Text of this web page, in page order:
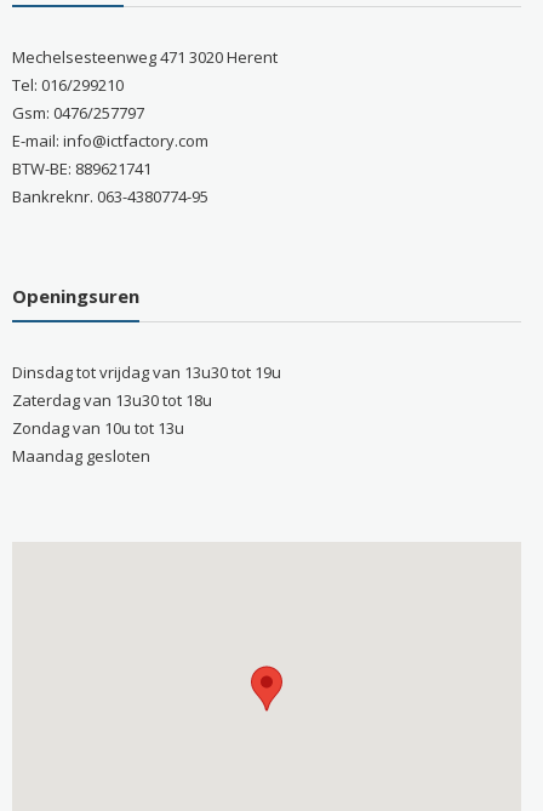
Mechelsesteenweg 471 3020 Herent
Tel: 016/299210
Gsm: 0476/257797
E-mail: info@ictfactory.com
BTW-BE: 889621741
Bankreknr. 063-4380774-95
Openingsuren
Dinsdag tot vrijdag van 13u30 tot 19u
Zaterdag van 13u30 tot 18u
Zondag van 10u tot 13u
Maandag gesloten